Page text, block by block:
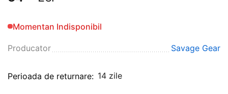
Momentan Indisponibil
Producator Savage Gear
Perioada de returnare: 14 zile